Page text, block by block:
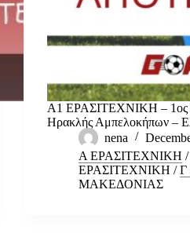
Α1 ΕΡΑΣΙΤΕΧΝΙΚΗ – 1ος
Ηρακλής Αμπελοκήπων –
nena
Α ΕΡΑΣΙΤΕΧΝΙΚΗ /
ΕΡΑΣΙΤΕΧΝΙΚΗ /Γ
ΜΑΚΕΔΟΝΙΑΣ